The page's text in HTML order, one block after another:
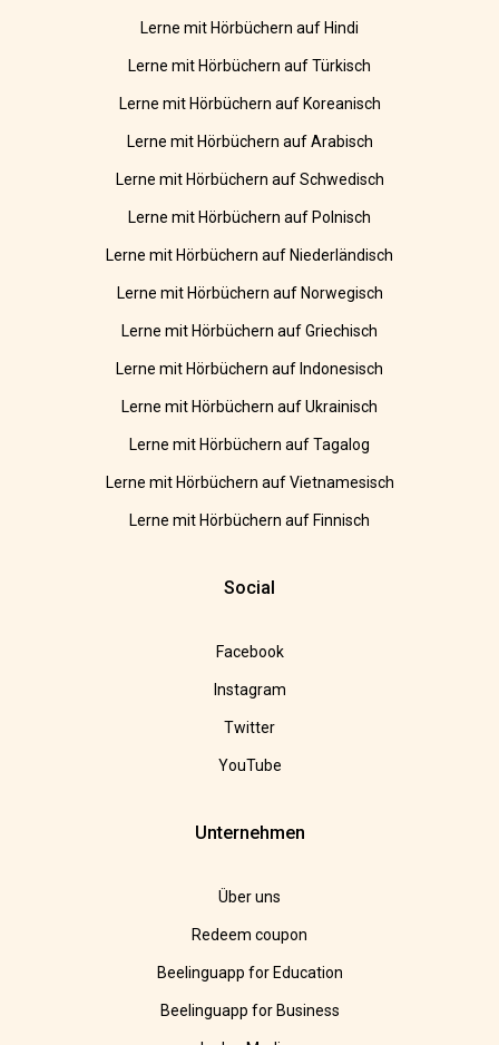
Lerne mit Hörbüchern auf Hindi
Lerne mit Hörbüchern auf Türkisch
Lerne mit Hörbüchern auf Koreanisch
Lerne mit Hörbüchern auf Arabisch
Lerne mit Hörbüchern auf Schwedisch
Lerne mit Hörbüchern auf Polnisch
Lerne mit Hörbüchern auf Niederländisch
Lerne mit Hörbüchern auf Norwegisch
Lerne mit Hörbüchern auf Griechisch
Lerne mit Hörbüchern auf Indonesisch
Lerne mit Hörbüchern auf Ukrainisch
Lerne mit Hörbüchern auf Tagalog
Lerne mit Hörbüchern auf Vietnamesisch
Lerne mit Hörbüchern auf Finnisch
Social
Facebook
Instagram
Twitter
YouTube
Unternehmen
Über uns
Redeem coupon
Beelinguapp for Education
Beelinguapp for Business